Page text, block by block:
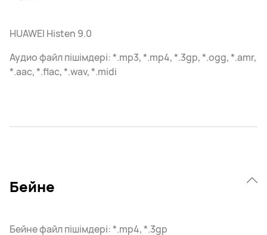
HUAWEI Histen 9.0
Аудио файл пішімдері: *.mp3, *.mp4, *.3gp, *.ogg, *.amr,
*.aac, *.flac, *.wav, *.midi
Бейне
Бейне файл пішімдері: *.mp4, *.3gp